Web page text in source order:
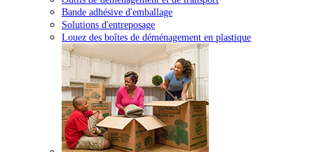
Bande adhésive d'emballage
Solutions d'entreposage
Louez des boîtes de déménagement en plastique